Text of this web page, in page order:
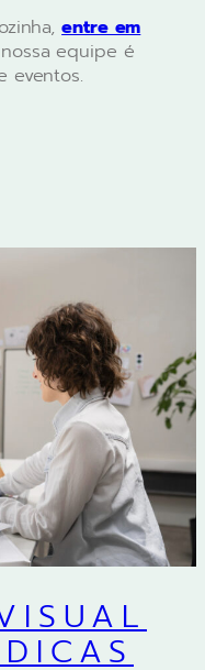
entre em
equipe é
eventos.